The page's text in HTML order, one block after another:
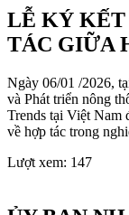
LỄ KÝ KẾT
TÁC GIỮA
Ngày 06/01 /2026,
và Phát triển nông
Trends tại Việt
về hợp tác trong
Lượt xem: 147